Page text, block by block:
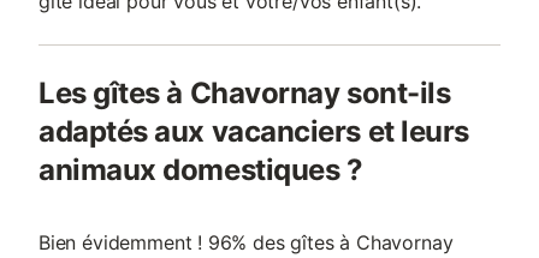
Les gîtes à Chavornay sont-ils
adaptés aux vacanciers et leurs
animaux domestiques ?
Bien évidemment ! 96% des gîtes à Chavornay